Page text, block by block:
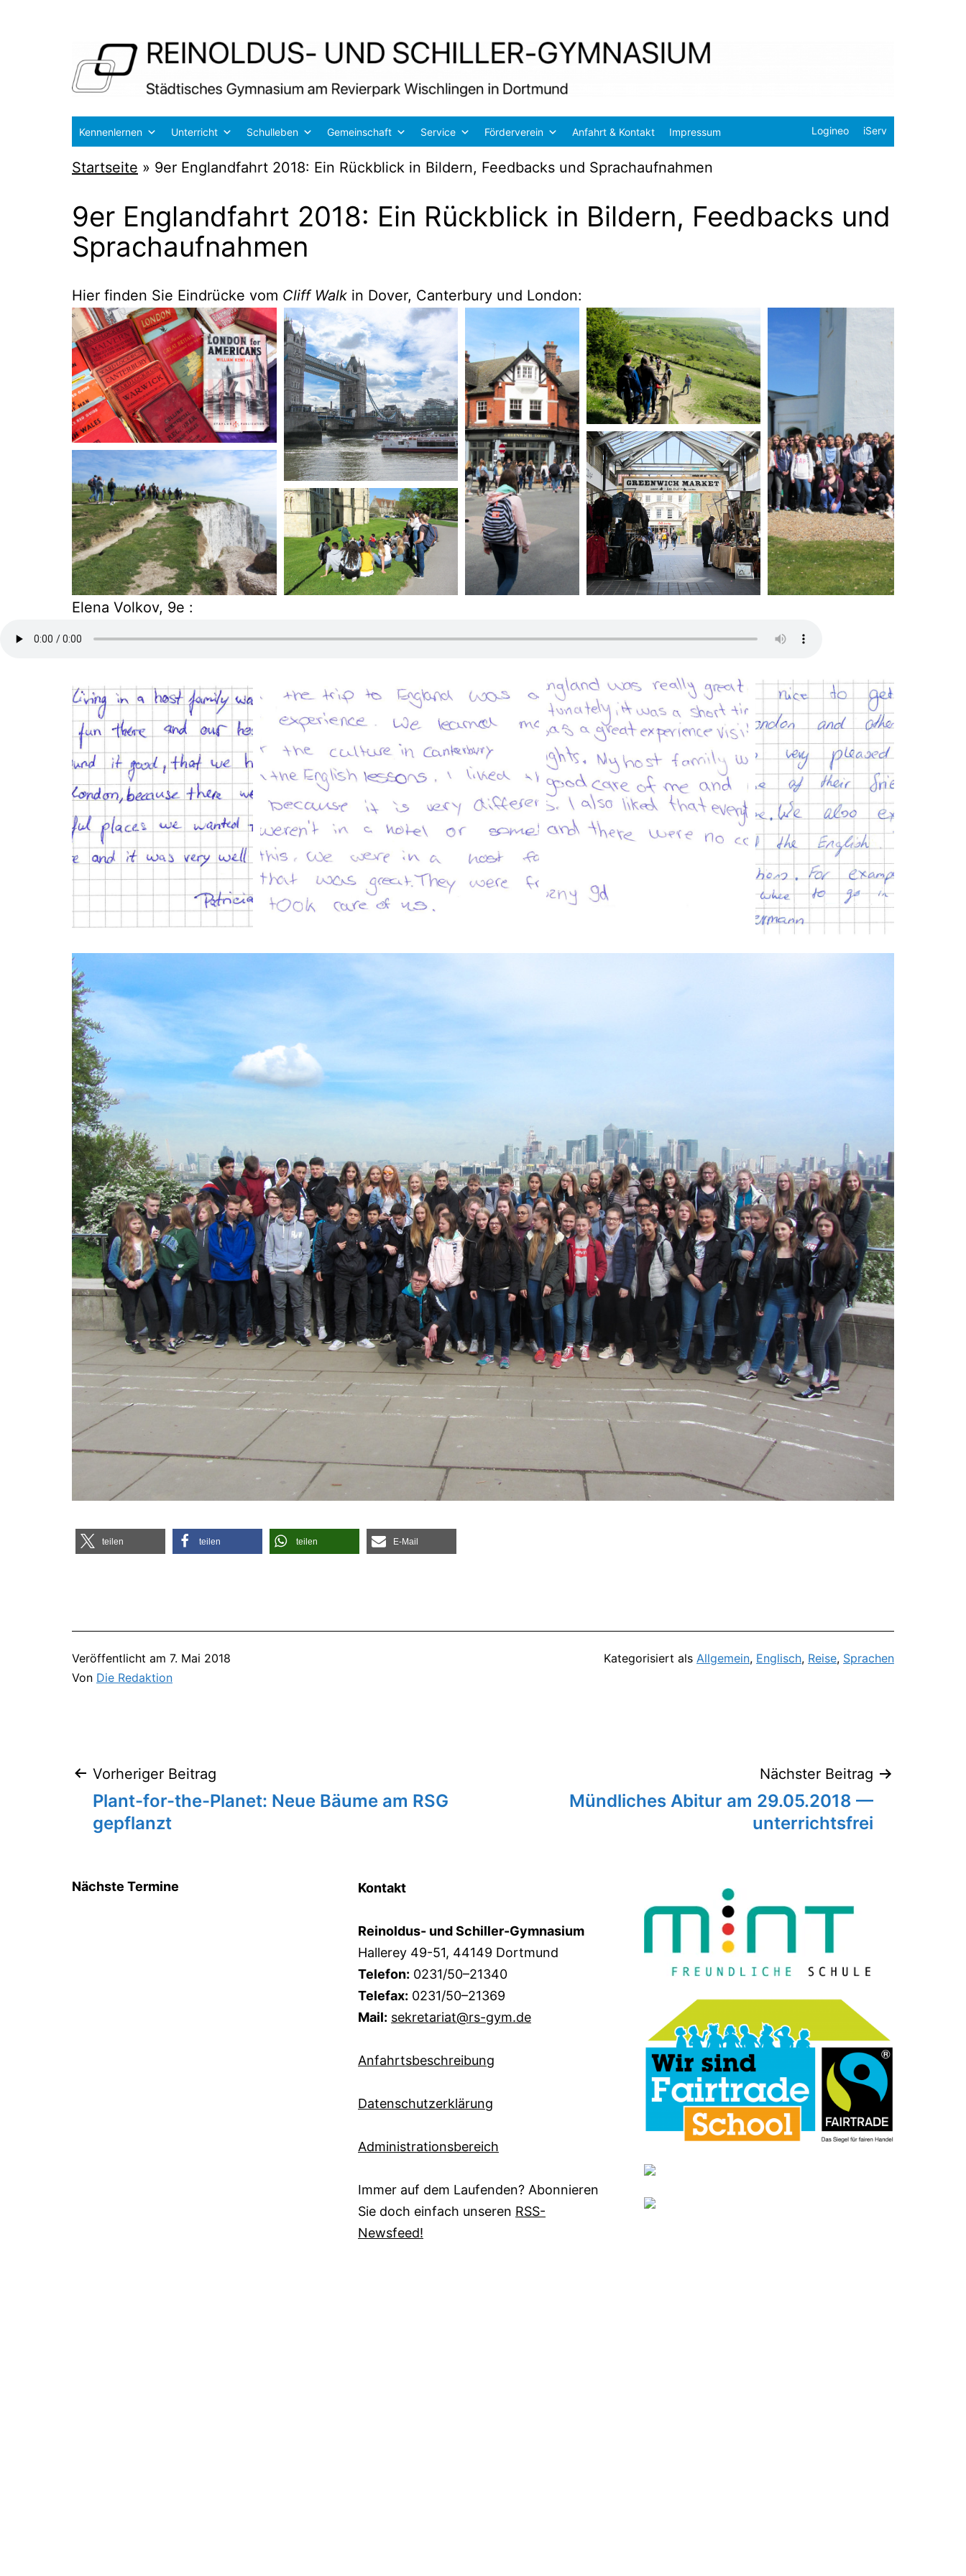
Reinoldus-
und
Schiller-
Dortmund
Kennenlernen Unterricht Schulleben Gemeinschaft Service Förderverein Anfahrt & Kontakt Impressum iServ
Logineo
Startseite » 9er Englandfahrt 2018: Ein Rückblick in Bildern, Feedbacks und Sprachaufnahmen
9er Englandfahrt 2018: Ein Rückblick in Bildern, Feedbacks und
Sprachaufnahmen
Hier fin­den Sie Ein­drü­cke vom Cliff Walk in Dover, Can­ter­bu­ry und London:
Ele­na Vol­kov, 9e :
tei­len tei­len tei­len E‑Mail
Veröffentlicht am 7. Mai 2018
Von Die Redaktion
Kategorisiert als Allgemein, Englisch, Reise, Sprachen
Beitragsnavigation
Vorheriger Beitrag
Plant-for-the-Planet: Neue Bäume am RSG
gepflanzt
Nächster Beitrag
Mündliches Abitur am 29.05.2018 —
unterrichtsfrei
Nächste Termine Kontakt
Reinoldus- und Schiller-Gymnasium
Hallerey 49-51, 44149 Dortmund
Telefon: 0231/50–21340
Telefax: 0231/50–21369
Mail: sekretariat@rs-gym.de
Anfahrtsbeschreibung
Datenschutzerklärung
Administrationsbereich
Immer auf dem Laufenden? Abonnieren
Sie doch einfach unseren RSS-
Newsfeed!